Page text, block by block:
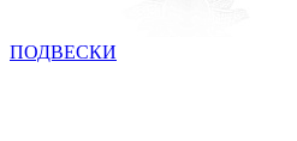
ПОДВЕСКИ